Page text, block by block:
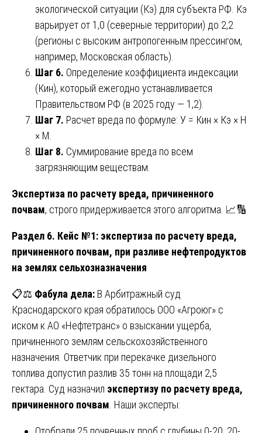
экологической ситуации (Кэ) для субъекта РФ. Кэ
варьирует от 1,0 (северные территории) до 2,2
(регионы с высоким антропогенным прессингом,
например, Московская область).
Шаг 6. Определение коэффициента индексации
(Кин), который ежегодно устанавливается
Правительством РФ (в 2025 году — 1,2).
Шаг 7. Расчет вреда по формуле: У = Кин × Кэ × Н
× М.
Шаг 8. Суммирование вреда по всем
загрязняющим веществам.
Экспертиза по расчету вреда, причиненного
почвам, строго придерживается этого алгоритма. 📈🔢
Раздел 6. Кейс №1: экспертиза по расчету вреда,
причиненного почвам, при разливе нефтепродуктов
на землях сельхозназначения
📋⚖️ Фабула дела: В Арбитражный суд
Краснодарского края обратилось ООО «Агроюг» с
иском к АО «Нефтетранс» о взыскании ущерба,
причиненного землям сельскохозяйственного
назначения. Ответчик при перекачке дизельного
топлива допустил разлив 35 тонн на площади 2,5
гектара. Суд назначил экспертизу по расчету вреда,
причиненного почвам . Наши эксперты: